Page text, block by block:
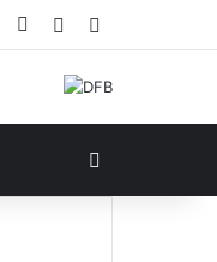
YouTube
RSS Ausazko